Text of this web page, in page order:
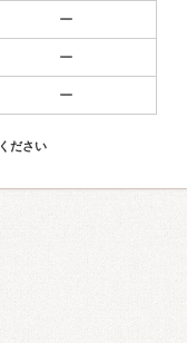
ー
ー
ー
ださい